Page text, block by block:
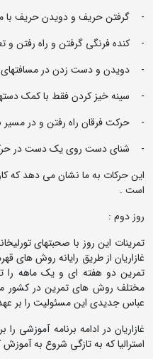
- گرفتن حریف و دویدن حریف با
- کنده فرنگی گرفتن و راه رفتن و
- دویدن و دست زدن در مسافتهای
- سینه خیز کردن فقط با کمک
- حرکت فرقان راه رفتن و در
- شنای دست روی یک دست در
این حرکات به ما نشان می دهد که
است .
روز دوم :
تمرینات این روز با صحبتهای
غازاریان از طریق رایانه روش های
تمرین دو هفته ای و یک ماهه را
مختلف روش های تمرین در کشور
عباس جدیدی این مسئولیت را بر
استرالیا که به تازگی شروع به آموزش